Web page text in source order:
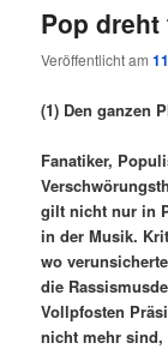
Pop dreht
Veröffentlicht am
(1) Den ganzen
Fanatiker,
gilt nicht nur in
in der Musik.
wo
die
Vollpfosten
nicht mehr sind,